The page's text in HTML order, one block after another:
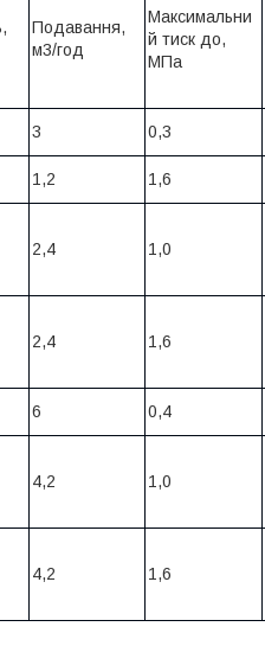
Подавання,
м3/год
Максимальни
й тиск до,
МПа
3 0,3
1,2 1,6
2,4 1,0
2,4 1,6
6 0,4
4,2 1,0
4,2 1,6